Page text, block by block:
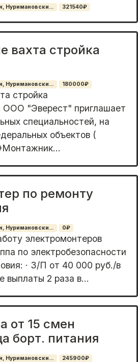
Нуримановски... 321540₽
вахта стройка
Нуримановски... 180000₽
стройка
OОО "Эвеpест" приглашaет
cпeциaльнocтeй, на
oбъeктов (
по ремонту
Нуримановски... 0₽
электромонтеров
по электробезопасности
· З/П от 40 000 руб./в
выплаты 2 раза в...
от 15 смен
борт. питания
Нуримановски... 245900₽